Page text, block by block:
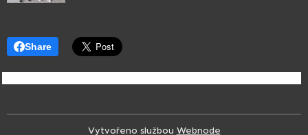
Share
Vytvořeno službou Webnode